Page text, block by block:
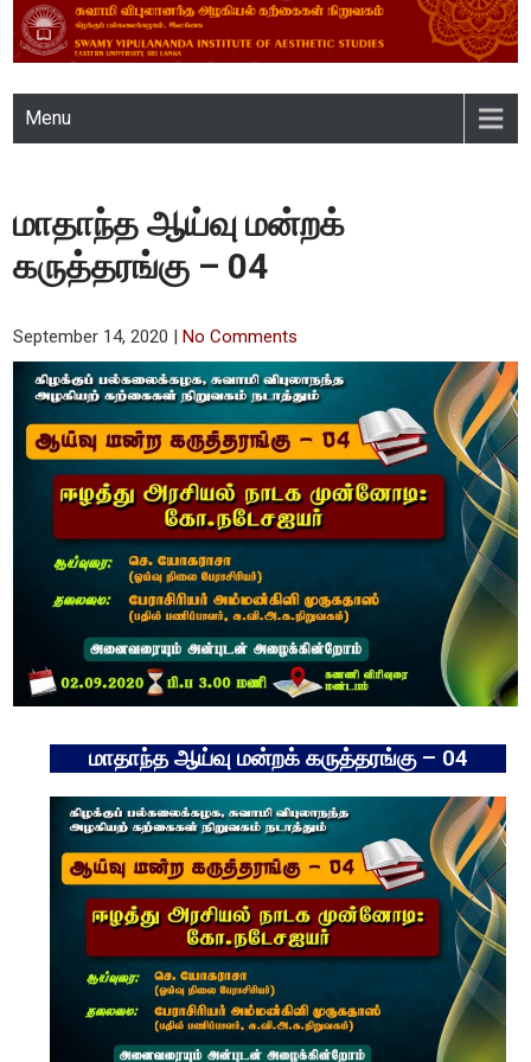
SWAMY VIPULANANDA
INSTITUTE OF AESTHETIC
STUDIES, EASTERN
UNIVERSITY, SRI LANKA
Menu
மாதாந்த ஆய்வு மன்றக்
கருத்தரங்கு – 04
September 14, 2020 |No Comments
மாதாந்த ஆய்வு மன்றக் கருத்தரங்கு – 04